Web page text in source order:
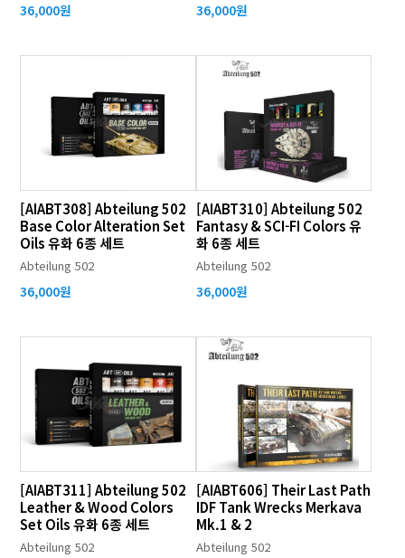
36,000원 36,000원
[AIABT308] Abteilung 502
Base Color Alteration Set
Oils 유화 6종 세트
Abteilung 502
36,000원
[AIABT310] Abteilung 502
Fantasy & SCI-FI Colors 유
화 6종 세트
Abteilung 502
36,000원
[AIABT311] Abteilung 502
Leather & Wood Colors
Set Oils 유화 6종 세트
Abteilung 502
[AIABT606] Their Last Path
IDF Tank Wrecks Merkava
Mk.1 & 2
Abteilung 502